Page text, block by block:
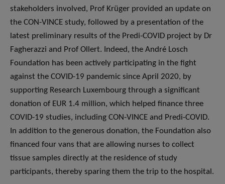
stakeholders involved, Prof Krüger provided an update on
the CON-VINCE study, followed by a presentation of the
latest preliminary results of the Predi-COVID project by Dr
Fagherazzi and Prof Ollert. Indeed, the André Losch
Foundation has been actively participating in the fight
against the COVID-19 pandemic since April 2020, by
supporting Research Luxembourg through a significant
donation of EUR 1.4 million, which helped finance three
COVID-19 studies, including CON-VINCE and Predi-COVID.
In addition to the generous donation, the Foundation also
financed four vans that are allowing nurses to collect
tissue samples directly at the residence of study
participants, thereby sparing them the trip to the hospital.